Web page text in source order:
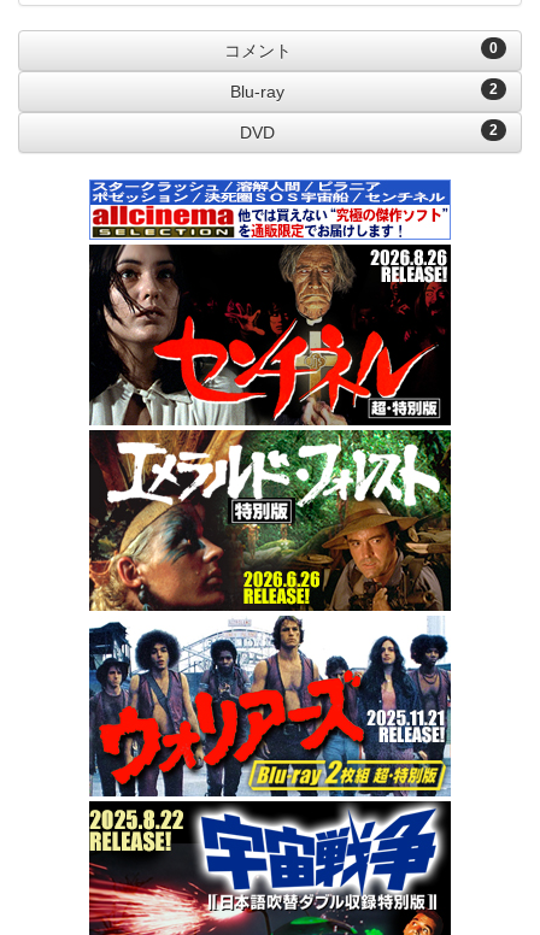
0
コメント
2
Blu-ray
2
DVD